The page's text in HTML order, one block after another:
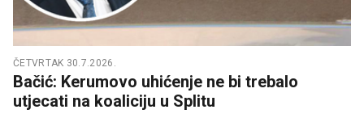
ČETVRTAK 30.7.2026.
Bačić: Kerumovo uhićenje ne bi trebalo
utjecati na koaliciju u Splitu